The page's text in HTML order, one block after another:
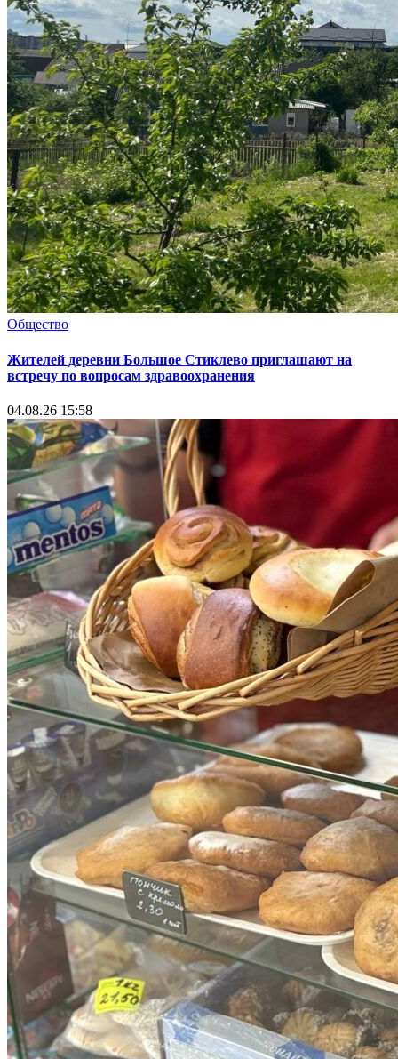
Общество
Жителей деревни Большое Стиклево приглашают на
встречу по вопросам здравоохранения
04.08.26 15:58